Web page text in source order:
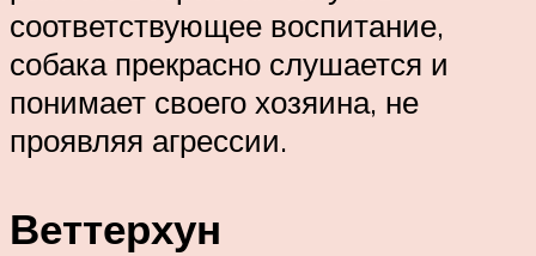
соответствующее воспитание,
собака прекрасно слушается и
понимает своего хозяина, не
проявляя агрессии.
Веттерхун